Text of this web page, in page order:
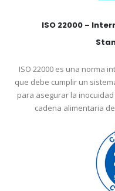
ISO 22000 –
ISO 22000 es una norma
que debe cumplir un
para asegurar la
cadena alimentaria